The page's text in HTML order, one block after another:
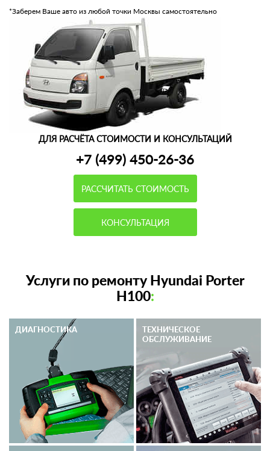
*Заберем Ваше авто из любой точки Москвы самостоятельно
ДЛЯ РАСЧЁТА СТОИМОСТИ И КОНСУЛЬТАЦИЙ
+7 (499) 450-26-36
РАССЧИТАТЬ СТОИМОСТЬ
КОНСУЛЬТАЦИЯ
Услуги по ремонту Hyundai Porter
Н100:
ДИАГНОСТИКА
ТЕХНИЧЕСКОЕ
ОБСЛУЖИВАНИЕ